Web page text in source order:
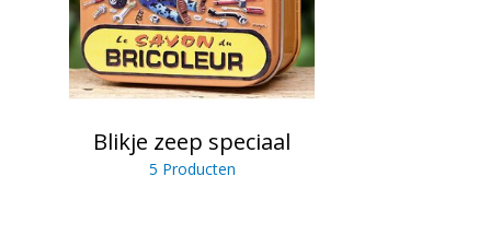
Blikje zeep speciaal
5 Producten